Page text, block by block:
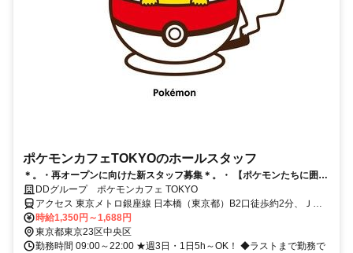
ポケモンカフェTOKYOのホールスタッフ
＊。・再オープンに向けた新スタッフ募集＊。・ 【ポケモンたちに囲ま
れたエンタメカフェ】 *。・ 最高の”ポケモン体験”を届けよう*。・
DDグループ ポケモンカフェ TOKYO
アクセス 東京メトロ銀座線 日本橋（東京都）B2口徒歩約2分、ＪＲ
京浜東北線 東京八重洲北口徒歩約7分、東京メトロ日比谷線 人形町
A6口徒歩約16分 ■JR「東京駅」徒歩5分●東京メトロ 銀座線・東西線
「日本橋駅」直結●都営地下鉄 浅草線「日本橋駅」徒歩4分
時給1,350円～1,688円
東京都東京23区中央区
勤務時間 09:00～22:00 ★週3日・1日5h～OK！ ◆ラストまで勤務で